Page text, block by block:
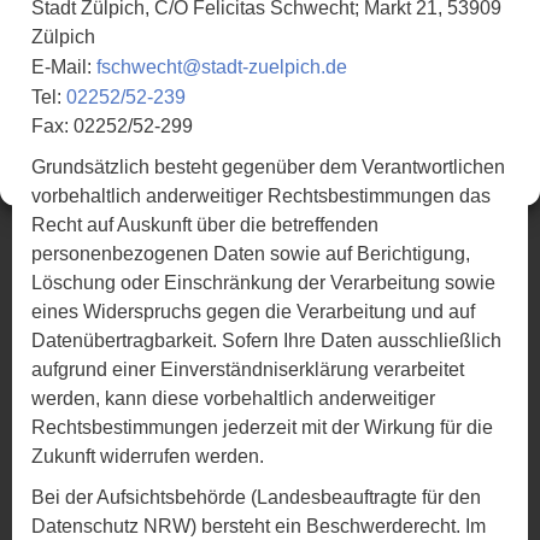
gestalten. Werbezwecke verfolgen wir keine.
Einstellungen anzeigen
Stadt Zülpich, C/O Felicitas Schwecht; Markt 21, 53909
Zülpich
E-Mail: fschwecht@stadt-zuelpich.de
Tel: 02252/52-239
Fax: 02252/52-299
Grundsätzlich besteht gegenüber dem Verantwortlichen
vorbehaltlich anderweitiger Rechtsbestimmungen das
Recht auf Auskunft über die betreffenden
personenbezogenen Daten sowie auf Berichtigung,
Löschung oder Einschränkung der Verarbeitung sowie
eines Widerspruchs gegen die Verarbeitung und auf
Datenübertragbarkeit. Sofern Ihre Daten ausschließlich
aufgrund einer Einverständniserklärung verarbeitet
werden, kann diese vorbehaltlich anderweitiger
Rechtsbestimmungen jederzeit mit der Wirkung für die
Zukunft widerrufen werden.
Bei der Aufsichtsbehörde (Landesbeauftragte für den
Datenschutz NRW) bersteht ein Beschwerderecht. Im